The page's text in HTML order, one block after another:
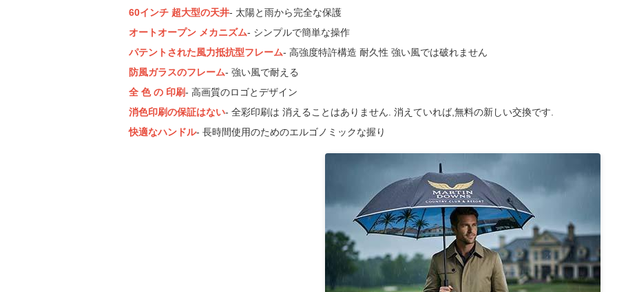
60インチ 超大型の天井- 太陽と雨から完全な保護
オートオープン メカニズム- シンプルで簡単な操作
パテントされた風力抵抗型フレーム- 高強度特許構造 耐久性 強い風では破れません
防風ガラスのフレーム- 強い風で耐える
全 色 の 印刷- 高画質のロゴとデザイン
消色印刷の保証はない- 全彩印刷は 消えることはありません. 消えていれば,無料の新しい交換です.
快適なハンドル- 長時間使用のためのエルゴノミックな握り